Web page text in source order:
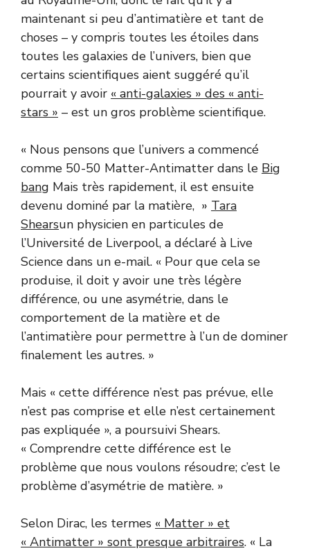
maintenant si peu d’antimatière et tant de
choses – y compris toutes les étoiles dans
toutes les galaxies de l’univers, bien que
certains scientifiques aient suggéré qu’il
pourrait y avoir « anti-galaxies » des « anti-
stars » – est un gros problème scientifique.
« Nous pensons que l’univers a commencé
comme 50-50 Matter-Antimatter dans le Big
bang Mais très rapidement, il est ensuite
devenu dominé par la matière, » Tara
Shearsun physicien en particules de
l’Université de Liverpool, a déclaré à Live
Science dans un e-mail. « Pour que cela se
produise, il doit y avoir une très légère
différence, ou une asymétrie, dans le
comportement de la matière et de
l’antimatière pour permettre à l’un de dominer
finalement les autres. »
Mais « cette différence n’est pas prévue, elle
n’est pas comprise et elle n’est certainement
pas expliquée », a poursuivi Shears.
« Comprendre cette différence est le
problème que nous voulons résoudre; c’est le
problème d’asymétrie de matière. »
Selon Dirac, les termes « Matter » et
« Antimatter » sont presque arbitraires. « La